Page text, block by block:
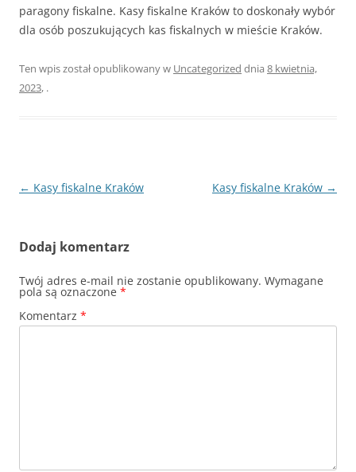
paragony fiskalne. Kasy fiskalne Kraków to doskonały wybór
dla osób poszukujących kas fiskalnych w mieście Kraków.
Ten wpis został opublikowany w Uncategorized dnia 8 kwietnia,
2023, .
Nawigacja
← Kasy fiskalne Kraków Kasy fiskalne Kraków →
Dodaj komentarz
Twój adres e-mail nie zostanie opublikowany. Wymagane
pola są oznaczone *
Komentarz *